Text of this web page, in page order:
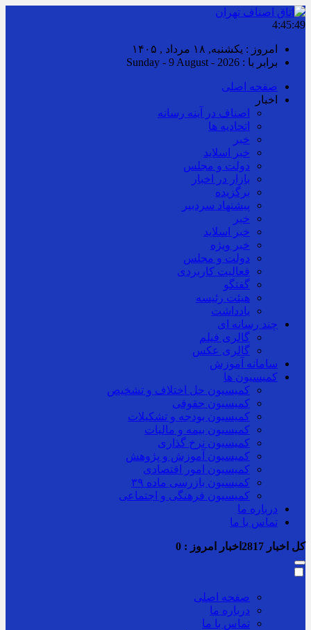
4:45:49
امروز : یکشنبه, ۱۸ مرداد , ۱۴۰۵
برابر با : Sunday - 9 August - 2026
صفحه اصلی
اخبار
اصناف در آینه رسانه
اتحادیه ها
خبر
خبر اسلايد
دولت و مجلس
بازار در اخبار
برگزیده
پیشنهاد سردبیر
خبر
خبر اسلايد
خبر ویژه
دولت و مجلس
فعالیت کاربردی
گفتگو
هیئت رئیسه
یادداشت
چند رسانه ای
گالری فیلم
گالری عکس
سامانه آموزش
کمیسیون ها
کمیسیون حل اختلاف و تشخیص
کمیسیون حقوقی
کمیسیون بودجه و تشکیلات
کمیسیون بیمه و مالیات
کمیسیون نرخ گذاری
کمیسیون آموزش و پژوهش
کمیسیون امور اقتصادی
کمیسیون بازرسی ماده ۳۹
کمیسیون فرهنگی و اجتماعی
درباره ما
تماس با ما
کل اخبار اخبار امروز : 0
صفحه اصلی
درباره ما
تماس با ما